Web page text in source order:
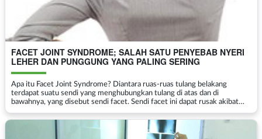
FACET JOINT SYNDROME; SALAH SATU PENYEBAB NYERI
LEHER DAN PUNGGUNG YANG PALING SERING
Apa itu Facet Joint Syndrome? Diantara ruas-ruas tulang belakang
terdapat suatu sendi yang menghubungkan tulang di atas dan di
bawahnya, yang disebut sendi facet. Sendi facet ini dapat rusak akibat